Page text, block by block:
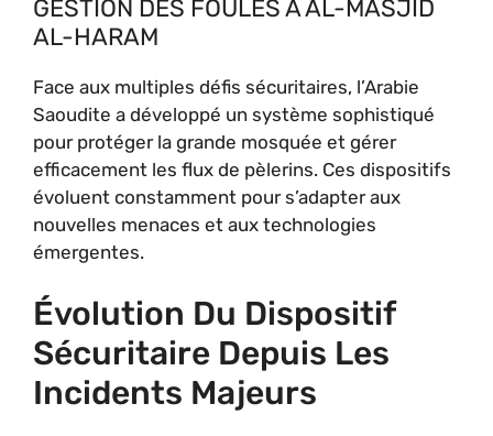
GESTION DES FOULES À AL-MASJID
AL-HARAM
Face aux multiples défis sécuritaires, l’Arabie
Saoudite a développé un système sophistiqué
pour protéger la grande mosquée et gérer
efficacement les flux de pèlerins. Ces dispositifs
évoluent constamment pour s’adapter aux
nouvelles menaces et aux technologies
émergentes.
Évolution Du Dispositif
Sécuritaire Depuis Les
Incidents Majeurs